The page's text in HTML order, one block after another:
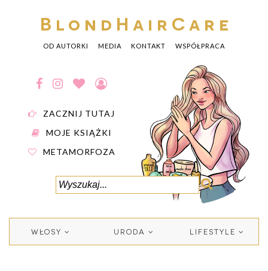
BlondHairCare
OD AUTORKI MEDIA KONTAKT WSPÓŁPRACA
ZACZNIJ TUTAJ
MOJE KSIĄŻKI
METAMORFOZA
WŁOSY URODA LIFESTYLE